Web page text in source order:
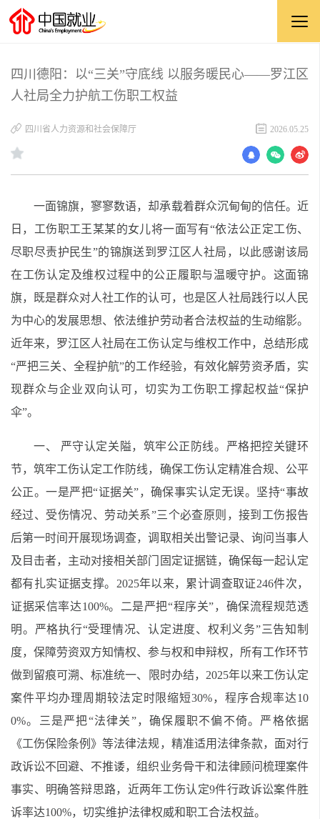
四川德阳：以“三关”守底线 以服务暖民心——罗江区
人社局全力护航工伤职工权益
四川省人力资源和社会保障厅 2026.05.25
一面锦旗，寥寥数语，却承载着群众沉甸甸的信任。近
日，工伤职工王某某的女儿将一面写有“依法公正定工伤、
尽职尽责护民生”的锦旗送到罗江区人社局，以此感谢该局
在工伤认定及维权过程中的公正履职与温暖守护。这面锦
旗，既是群众对人社工作的认可，也是区人社局践行以人民
为中心的发展思想、依法维护劳动者合法权益的生动缩影。
近年来，罗江区人社局在工伤认定与维权工作中，总结形成
“严把三关、全程护航”的工作经验，有效化解劳资矛盾，实
现群众与企业双向认可，切实为工伤职工撑起权益“保护
伞”。
一、 严守认定关隘，筑牢公正防线。严格把控关键环
节，筑牢工伤认定工作防线，确保工伤认定精准合规、公平
公正。一是严把“证据关”，确保事实认定无误。坚持“事故
经过、受伤情况、劳动关系”三个必查原则，接到工伤报告
后第一时间开展现场调查，调取相关出警记录、询问当事人
及目击者，主动对接相关部门固定证据链，确保每一起认定
都有扎实证据支撑。2025年以来，累计调查取证246件次，
证据采信率达100%。二是严把“程序关”，确保流程规范透
明。严格执行“受理情况、认定进度、权利义务”三告知制
度，保障劳资双方知情权、参与权和申辩权，所有工作环节
做到留痕可溯、标准统一、限时办结，2025年以来工伤认定
案件平均办理周期较法定时限缩短30%，程序合规率达10
0%。三是严把“法律关”，确保履职不偏不倚。严格依据
《工伤保险条例》等法律法规，精准适用法律条款，面对行
政诉讼不回避、不推诿，组织业务骨干和法律顾问梳理案件
事实、明确答辩思路，近两年工伤认定9件行政诉讼案件胜
诉率达100%，切实维护法律权威和职工合法权益。